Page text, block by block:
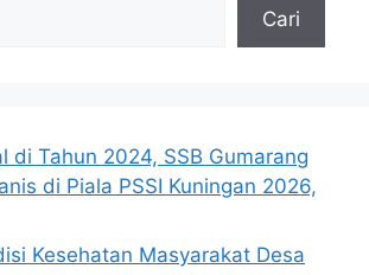
Cari
di Tahun 2024, SSB Gumarang
di Piala PSSI Kuningan 2026,
Kesehatan Masyarakat Desa